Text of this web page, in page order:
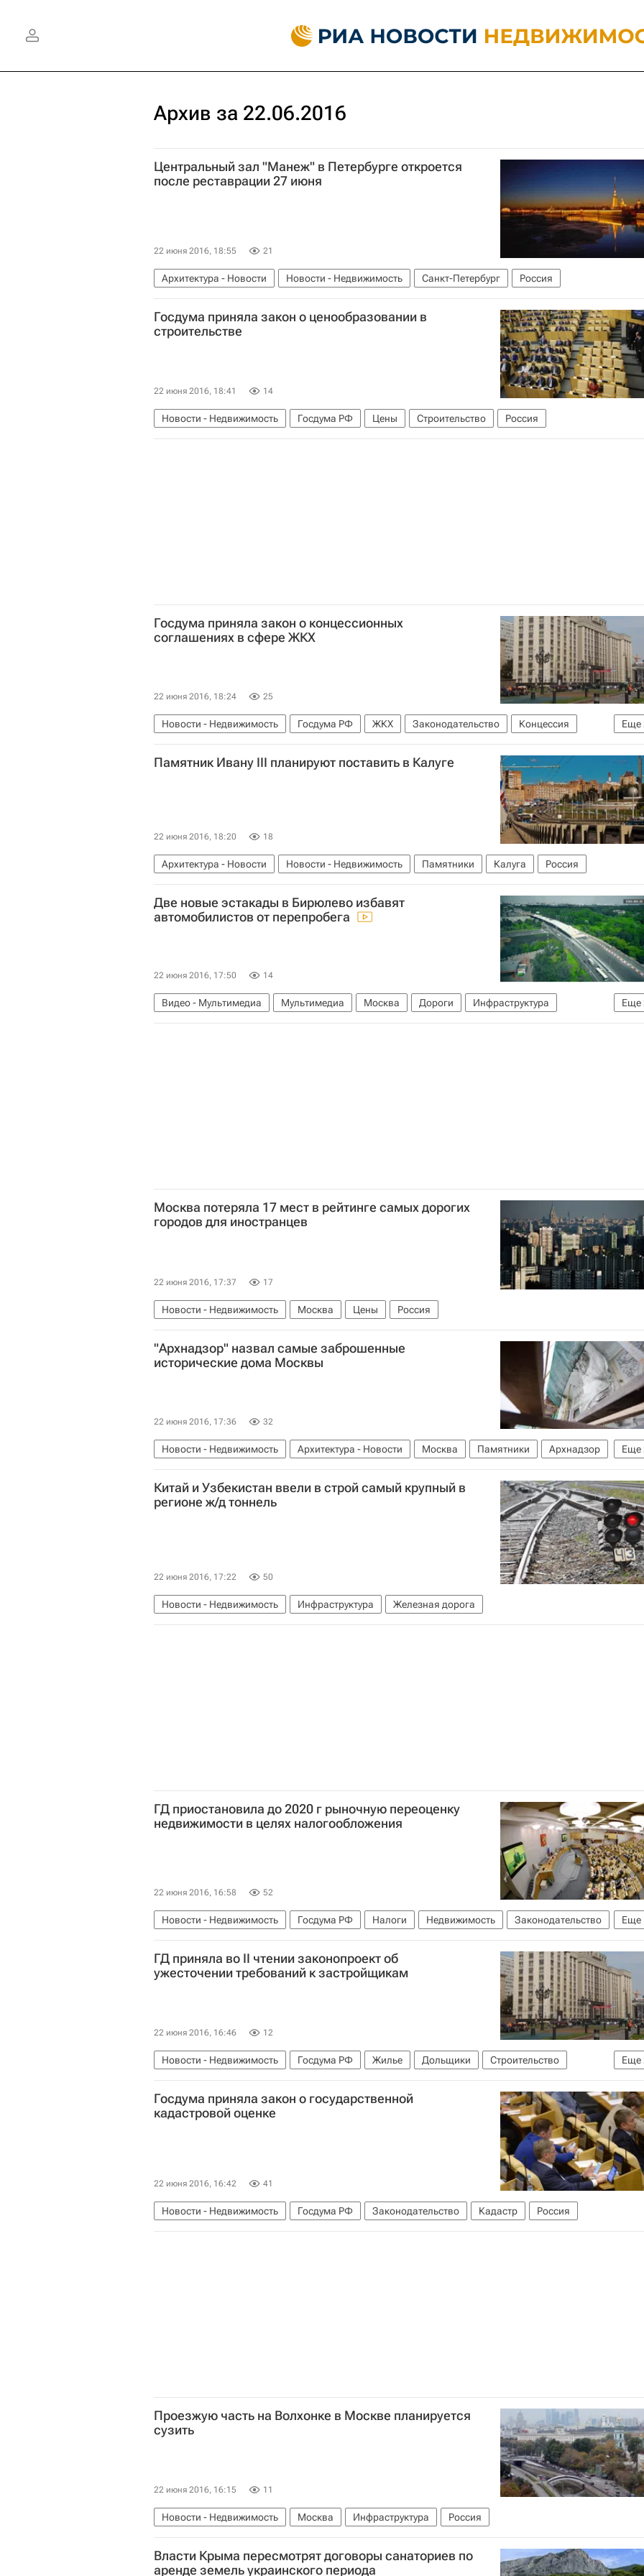
Архив за 22.06.2016
Центральный зал "Манеж" в Петербурге откроется
после реставрации 27 июня
22 июня 2016, 18:55 21
Архитектура - Новости Новости - Недвижимость Санкт-Петербург Россия
Госдума приняла закон о ценообразовании в
строительстве
22 июня 2016, 18:41 14
Новости - Недвижимость Госдума РФ Цены Строительство Россия
Госдума приняла закон о концессионных
соглашениях в сфере ЖКХ
22 июня 2016, 18:24 25
Еще
Новости - Недвижимость Госдума РФ ЖКХ Законодательство
Концессия
Жилье
Россия
Памятник Ивану III планируют поставить в Калуге
22 июня 2016, 18:20 18
Архитектура - Новости Новости - Недвижимость Памятники Калуга Россия
Две новые эстакады в Бирюлево избавят
автомобилистов от перепробега
22 июня 2016, 17:50 14
Еще
Видео - Мультимедиа Мультимедиа Москва Дороги
Инфраструктура
Строительство
Россия
Москва потеряла 17 мест в рейтинге самых дорогих
городов для иностранцев
22 июня 2016, 17:37 17
Новости - Недвижимость Москва Цены Россия
"Архнадзор" назвал самые заброшенные
исторические дома Москвы
22 июня 2016, 17:36 32
Еще
Новости - Недвижимость Архитектура - Новости Москва Памятники
Архнадзор
Исторические здания
Городская среда
Китай и Узбекистан ввели в строй самый крупный в
регионе ж/д тоннель
22 июня 2016, 17:22 50
Новости - Недвижимость Инфраструктура Железная дорога
ГД приостановила до 2020 г рыночную переоценку
недвижимости в целях налогообложения
22 июня 2016, 16:58 52
Еще
Новости - Недвижимость Госдума РФ Налоги Недвижимость
Законодательство
Россия
ГД приняла во II чтении законопроект об
ужесточении требований к застройщикам
22 июня 2016, 16:46 12
Еще
Новости - Недвижимость Госдума РФ Жилье Дольщики
Строительство
Законодательство
Россия
Госдума приняла закон о государственной
кадастровой оценке
22 июня 2016, 16:42 41
Новости - Недвижимость Госдума РФ Законодательство Кадастр Россия
Проезжую часть на Волхонке в Москве планируется
сузить
22 июня 2016, 16:15 11
Новости - Недвижимость Москва Инфраструктура Россия
Власти Крыма пересмотрят договоры санаториев по
аренде земель украинского периода